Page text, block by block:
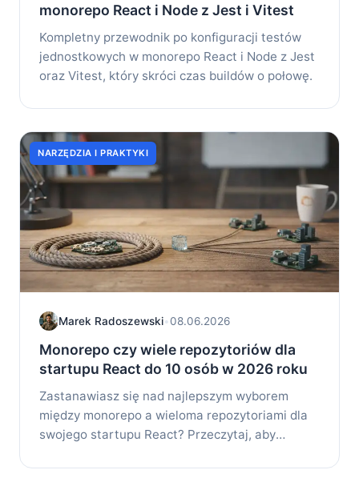
monorepo React i Node z Jest i Vitest
Kompletny przewodnik po konfiguracji testów
jednostkowych w monorepo React i Node z Jest
oraz Vitest, który skróci czas buildów o połowę.
NARZĘDZIA I PRAKTYKI
Marek Radoszewski•08.06.2026
Monorepo czy wiele repozytoriów dla
startupu React do 10 osób w 2026 roku
Zastanawiasz się nad najlepszym wyborem
między monorepo a wieloma repozytoriami dla
swojego startupu React? Przeczytaj, aby